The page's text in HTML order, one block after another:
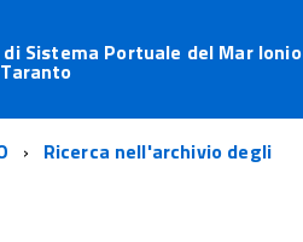
Sistema Portuale del Mar
Ricerca nell'archivio degli